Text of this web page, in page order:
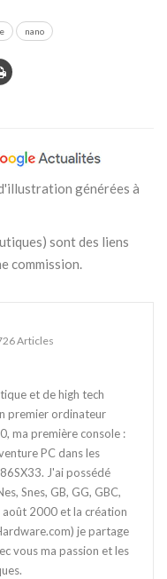
nano
générées à
sont des liens
commission.
Articles
et de high tech
premier ordinateur
ma première console :
PC dans les
J'ai possédé
Snes, GB, GG, GBC,
août 2000 et la création
je partage
vous ma passion et les